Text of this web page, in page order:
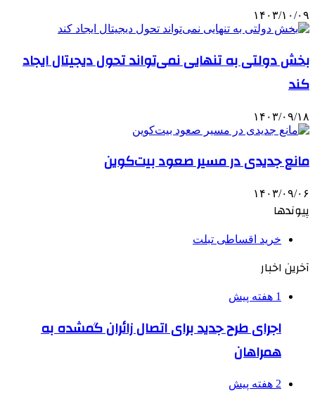
۱۴۰۳/۱۰/۰۹
بخش دولتی به تنهایی نمی‌تواند تحول دیجیتال ایجاد
کند
۱۴۰۳/۰۹/۱۸
مانع جدیدی در مسیر صعود بیت‌کوین
۱۴۰۳/۰۹/۰۶
پیوندها
خرید اقساطی تبلت
آخرین اخبار
1 هفته پیش
اجرای طرح جدید برای اتصال زائران گمشده به
همراهان
2 هفته پیش